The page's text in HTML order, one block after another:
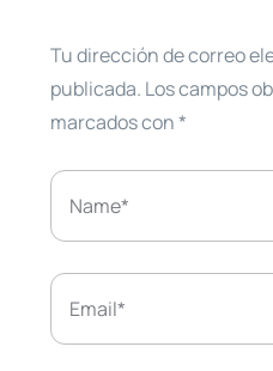
Tu dirección de correo
publicada. Los campos
marcados con*